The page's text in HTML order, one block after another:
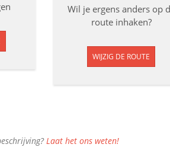
Wil je ergens anders op
route inhaken?
WIJZIG DE ROUTE
Laat het ons weten!